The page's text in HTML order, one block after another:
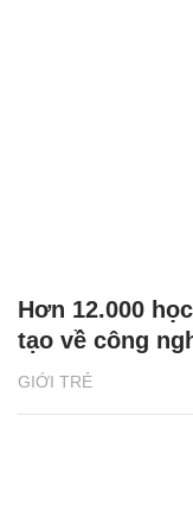
GIỚI TRẺ
Hơn 12.000
tạo về công